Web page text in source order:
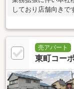
しており店舗向きで
売アパート
東町コー